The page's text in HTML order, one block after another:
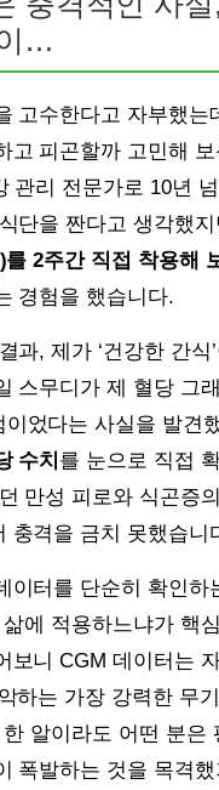
…
고수한다고 자부했는
고 피곤할까 고민해
관리 전문가로 10년
단을 짠다고 생각했지
2주간 직접 착용해
경험을 했습니다.
과, 제가 ‘건강한 간식
스무디가 제 혈당 그
이었다는 사실을 발견
수치 를 눈으로 직접
만성 피로와 식곤증
충격을 금치 못했습니
이터를 단순히 확인하
에 적용하느냐가 핵
보니 CGM 데이터는
하는 가장 강력한 무
알이라도 어떤 분은
폭발하는 것을 목격